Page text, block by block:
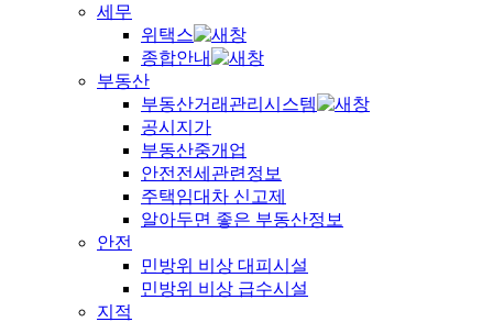
세무
위택스
종합안내
부동산
부동산거래관리시스템
공시지가
부동산중개업
안전전세관련정보
주택임대차 신고제
알아두면 좋은 부동산정보
안전
민방위 비상 대피시설
민방위 비상 급수시설
지적